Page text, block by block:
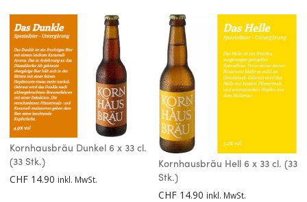
Kornhausbräu Dunkel 6 x 33 cl.
(33 Stk.)
CHF 14.90 inkl. MwSt.
Kornhausbräu Hell 6 x 33 cl. (33
Stk.)
CHF 14.90 inkl. MwSt.